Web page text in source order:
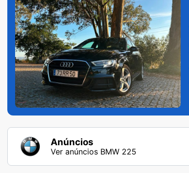
Anúncios
Ver anúncios BMW 225